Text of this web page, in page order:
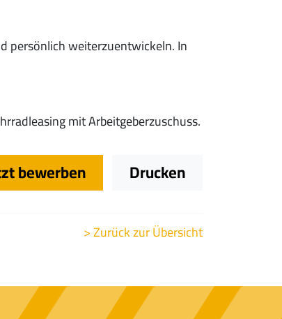
persönlich weiterzuentwickeln. In
mit Arbeitgeberzuschuss.
bewerben Drucken
> Zurück zur Übersicht